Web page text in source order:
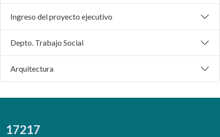
Ingreso del proyecto ejecutivo
Depto. Trabajo Social
Arquitectura
17217